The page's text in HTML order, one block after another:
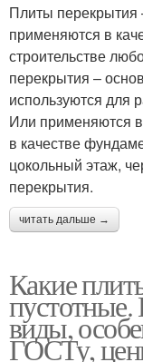
Плиты перекрытия
применяются в
строительстве
перекрытия –
используются для
Или применяются
в качестве
цокольный этаж,
перекрытия.
читать дальше →
Какие
виды,
ГОСТу,